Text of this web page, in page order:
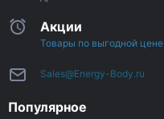
Акции
Товары по выгодной цене
Sales@Energy-Body.ru
Популярное